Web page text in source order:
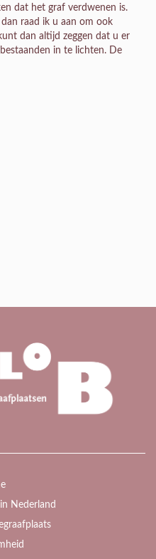
dat het graf verdwenen is.
raad ik u aan om ook
dan altijd zeggen dat u er
in te lichten. De
Nederland